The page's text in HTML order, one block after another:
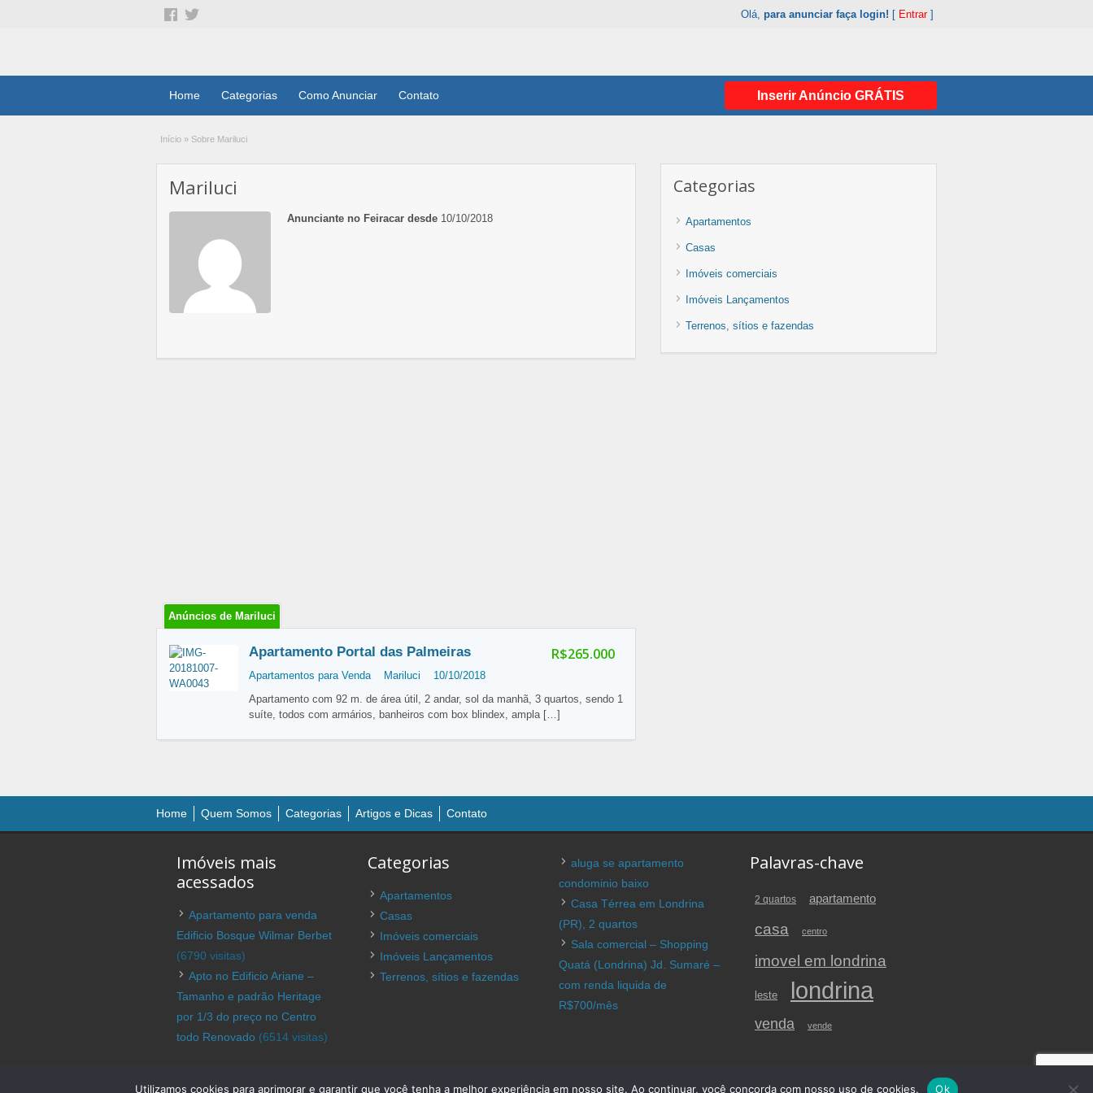
Olá, para anunciar faça login! [ Entrar]
Home Categorias Como Anunciar Contato Inserir Anúncio GRÁTIS
Início » Sobre Mariluci
Mariluci
Anunciante no Feiracar desde 10/10/2018
Anúncios de Mariluci
R$265.000
Apartamento Portal das Palmeiras
Apartamentos para Venda Mariluci
10/10/2018
Apartamento com 92 m. de área útil, 2 andar, sol da manhã, 3 quartos, sendo 1
suíte, todos com armários, banheiros com box blindex, ampla […]
Categorias
Apartamentos
Casas
Imóveis comerciais
Imóveis Lançamentos
Terrenos, sítios e fazendas
Home Quem Somos Categorias Artigos e Dicas Contato
Imóveis mais
acessados
Apartamento para venda
Edificio Bosque Wilmar Berbet
(6790 visitas)
Apto no Edificio Ariane –
Tamanho e padrão Heritage
por 1/3 do preço no Centro
todo Renovado (6514 visitas)
Categorias
Apartamentos
Casas
Imóveis comerciais
Imóveis Lançamentos
Terrenos, sítios e fazendas
aluga se apartamento
condominio baixo
Casa Térrea em Londrina
(PR), 2 quartos
Sala comercial – Shopping
Quatá (Londrina) Jd. Sumaré –
com renda liquida de
R$700/mês
Palavras-chave
2 quartos apartamento
casa centro
imovel em londrina
leste londrina
venda vende
© 2026 imovelemlondrina.com.br – Imóvel em Londrina. Todos os direitos reservados. Anúncios Classificados| DesenvolvimentoMeuPrimeiroSite
Utilizamos cookies para aprimorar e garantir que você tenha a melhor experiência em nosso site. Ao continuar, você concorda com nosso uso de cookies. Ok